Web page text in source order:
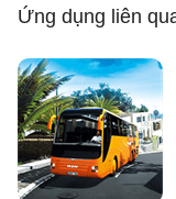
Ứng dụng liên